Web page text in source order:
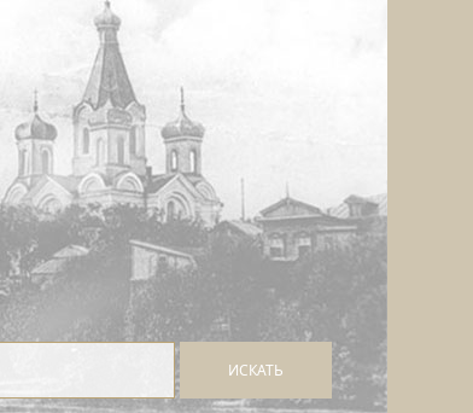
ИСКАТЬ